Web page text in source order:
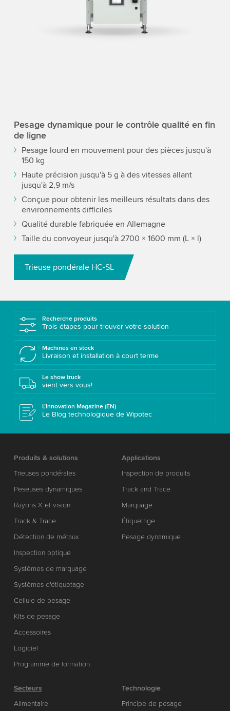
Pesage dynamique pour le contrôle qualité en fin
de ligne
Pesage lourd en mouvement pour des pièces jusqu'à
150 kg
Haute précision jusqu'à 5 g à des vitesses allant
jusqu'à 2,9 m/s
Conçue pour obtenir les meilleurs résultats dans des
environnements difficiles
Qualité durable fabriquée en Allemagne
Taille du convoyeur jusqu'à 2700 × 1600 mm (L × l)
Trieuse pondérale HC-SL
Recherche produits
Trois étapes pour trouver votre solution
Machines en stock
Livraison et installation à court terme
Le show truck
vient vers vous!
L’Innovation Magazine (EN)
Le Blog technologique de Wipotec
Produits & solutions
Trieuses pondérales
Peseuses dynamiques
Rayons X et vision
Track & Trace
Détection de métaux
Inspection optique
Systèmes de marquage
Systèmes d'étiquetage
Cellule de pesage
Kits de pesage
Accessoires
Logiciel
Programme de formation
Applications
Inspection de produits
Track and Trace
Marquage
Étiquetage
Pesage dynamique
Secteurs
Alimentaire
Technologie
Principe de pesage